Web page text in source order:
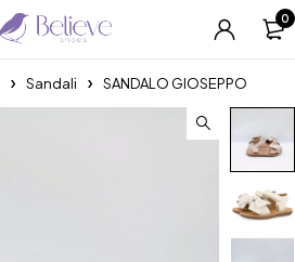
0
Sandali SANDALO GIOSEPPO